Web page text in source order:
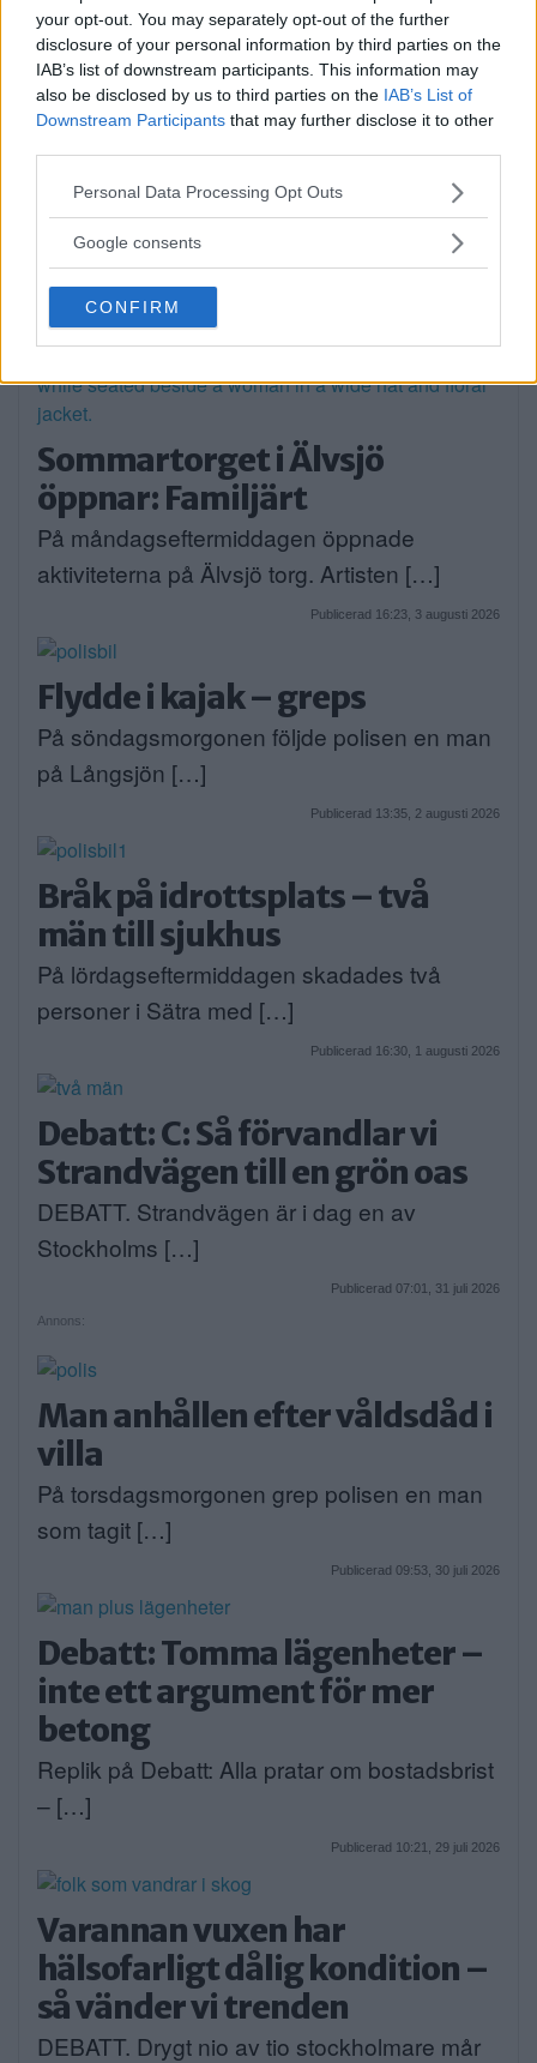
your opt-out. You may separately opt-out of the further
disclosure of your personal information by third parties on the
IAB’s list of downstream participants. This information may
also be disclosed by us to third parties on the IAB’s List of
Downstream Participants that may further disclose it to other
Please note that this website/app uses one or more Google
not limited to your visit or usage behaviour. You may click to
use your data for below specified purposes in below Google
consent section.
Personal Data Processing Opt Outs
Google consents
CONFIRM
Annons:
Sommartorget i Älvsjö
öppnar: Familjärt
På måndagseftermiddagen öppnade
aktiviteterna på Älvsjö torg. Artisten […]
Publicerad 16:23, 3 augusti 2026
Flydde i kajak – greps
På söndagsmorgonen följde polisen en man
på Långsjön […]
Publicerad 13:35, 2 augusti 2026
Bråk på idrottsplats – två
män till sjukhus
På lördagseftermiddagen skadades två
personer i Sätra med […]
Publicerad 16:30, 1 augusti 2026
Debatt: C: Så förvandlar vi
Strandvägen till en grön oas
DEBATT. Strandvägen är i dag en av
Stockholms […]
Publicerad 07:01, 31 juli 2026
Annons:
Man anhållen efter våldsdåd i
villa
På torsdagsmorgonen grep polisen en man
som tagit […]
Publicerad 09:53, 30 juli 2026
Debatt: Tomma lägenheter –
inte ett argument för mer
betong
Replik på Debatt: Alla pratar om bostadsbrist
– […]
Publicerad 10:21, 29 juli 2026
Varannan vuxen har
hälsofarligt dålig kondition –
så vänder vi trenden
DEBATT. Drygt nio av tio stockholmare mår